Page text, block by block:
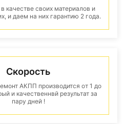
качестве своих материалов и
и даем на них гарантию 2 года.
Скорость
АКПП производится от 1 до
и качественнвй результат за
пару дней !